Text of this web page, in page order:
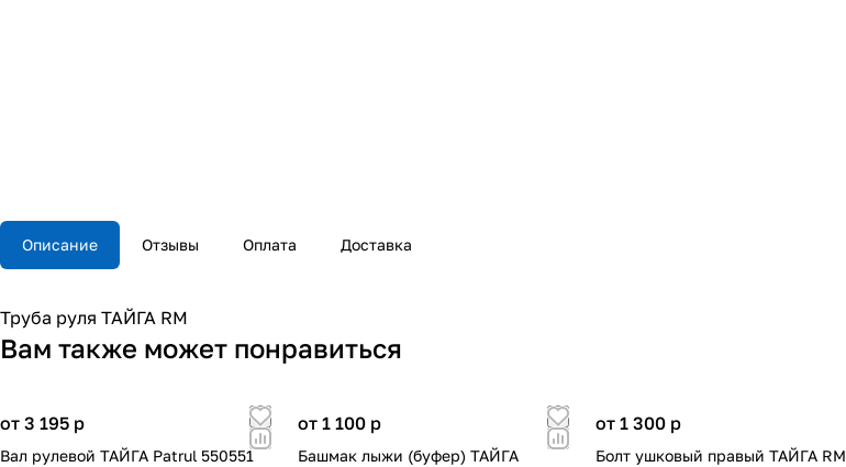
Описание Отзывы Оплата Доставка
Труба руля ТАЙГА RM
Вам также может понравиться
от 3 195 p
Вал рулевой ТАЙГА Patrul 550551
от 1 100 p
Башмак лыжи (буфер) ТАЙГА
от 1 300 p
Болт ушковый правый ТАЙГА RM